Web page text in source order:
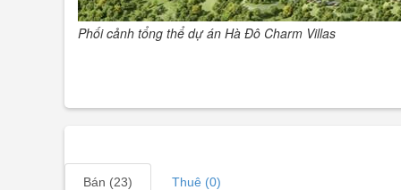
Phối cảnh tổng thể dự án Hà Đô Charm Villas
Bán (23) Thuê (0)